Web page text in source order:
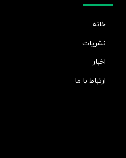
خانه
نشریات
اخبار
ارتباط با ما